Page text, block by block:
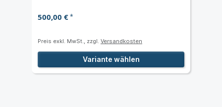
500,00 €*
Preis exkl. MwSt., zzgl. Versandkosten
Variante wählen